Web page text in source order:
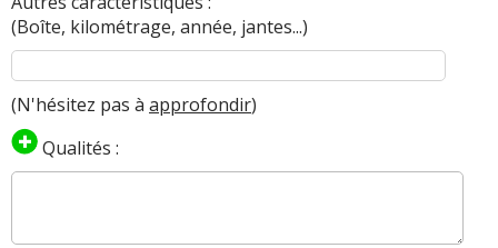
(Boîte, kilométrage, année, jantes...)
(N'hésitez pas à approfondir)
Qualités :